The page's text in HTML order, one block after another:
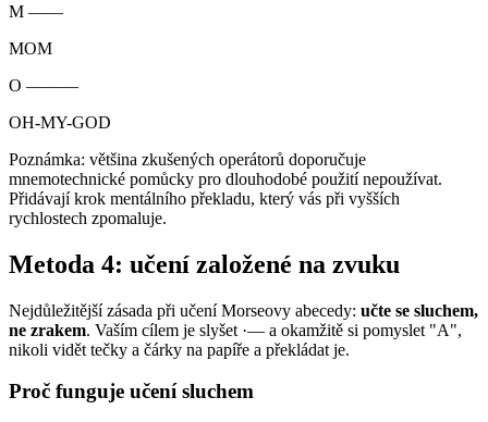
M ——
MOM
O ———
OH-MY-GOD
Poznámka: většina zkušených operátorů doporučuje
mnemotechnické pomůcky pro dlouhodobé použití nepoužívat.
Přidávají krok mentálního překladu, který vás při vyšších
rychlostech zpomaluje.
Metoda 4: učení založené na zvuku
Nejdůležitější zásada při učení Morseovy abecedy: učte se sluchem,
ne zrakem. Vaším cílem je slyšet ·— a okamžitě si pomyslet "A",
nikoli vidět tečky a čárky na papíře a překládat je.
Proč funguje učení sluchem